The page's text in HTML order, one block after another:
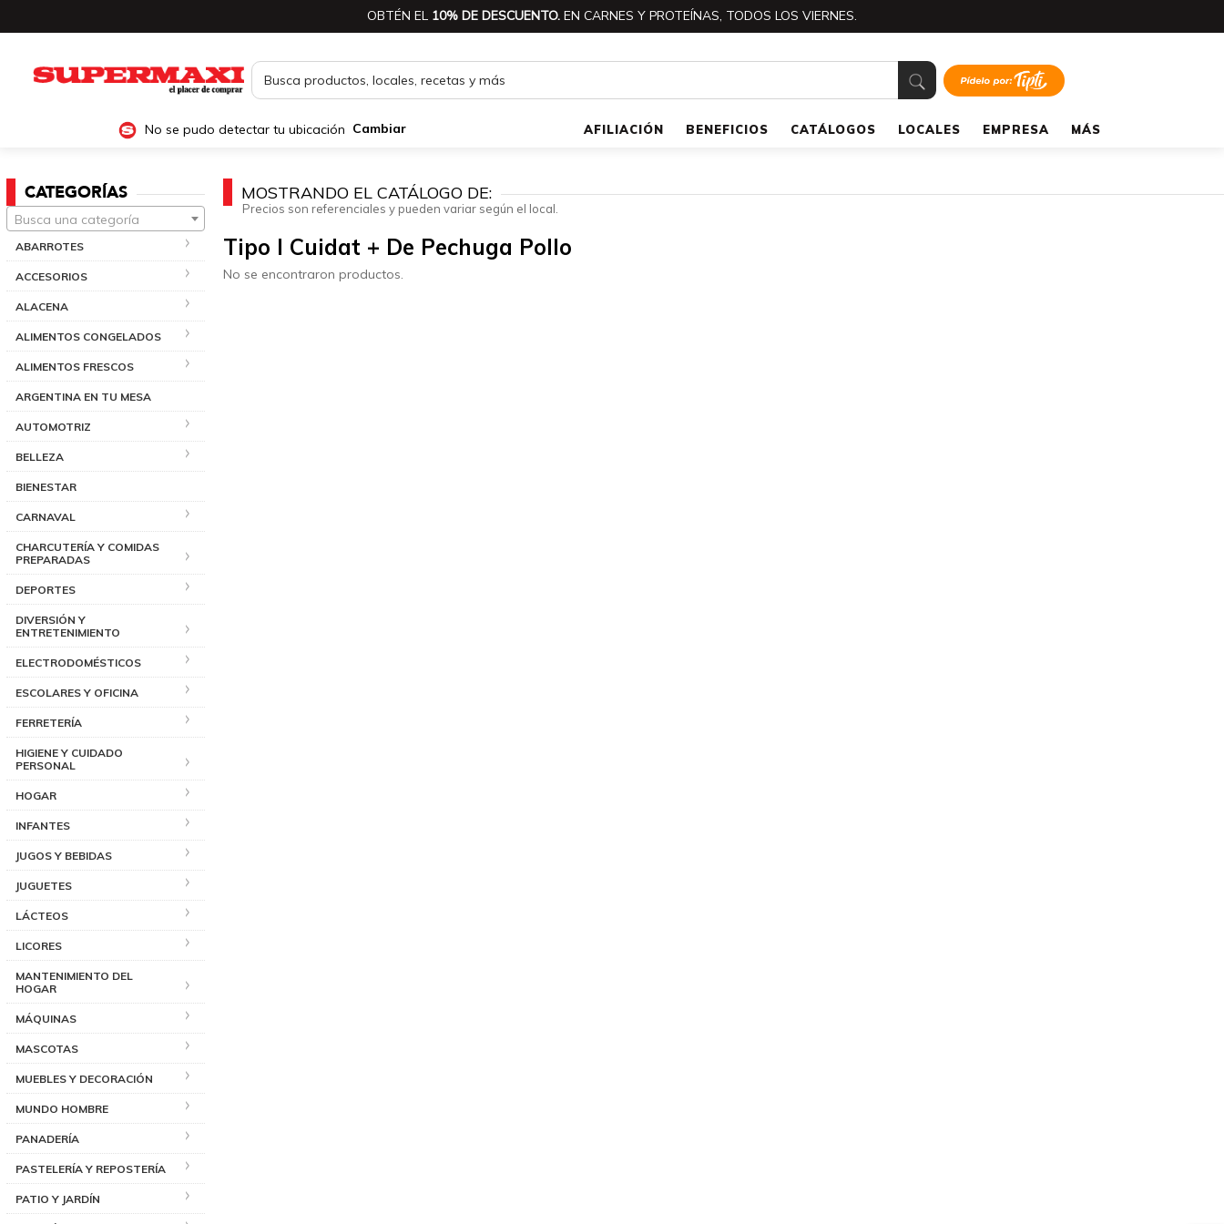
OBTÉN EL 10% DE DESCUENTO. EN CARNES Y PROTEÍNAS, TODOS LOS VIERNES.
No se pudo detectar tu ubicación Cambiar AFILIACIÓN BENEFICIOS CATÁLOGOS LOCALES EMPRESA MÁS
CATEGORÍAS
Busca una categoría
ABARROTES
ACCESORIOS
ALACENA
ALIMENTOS CONGELADOS
ALIMENTOS FRESCOS
ARGENTINA EN TU MESA
AUTOMOTRIZ
BELLEZA
BIENESTAR
CARNAVAL
CHARCUTERÍA Y COMIDAS
PREPARADAS
DEPORTES
DIVERSIÓN Y
ENTRETENIMIENTO
ELECTRODOMÉSTICOS
ESCOLARES Y OFICINA
FERRETERÍA
HIGIENE Y CUIDADO
PERSONAL
HOGAR
INFANTES
JUGOS Y BEBIDAS
JUGUETES
LÁCTEOS
LICORES
MANTENIMIENTO DEL
HOGAR
MÁQUINAS
MASCOTAS
MUEBLES Y DECORACIÓN
MUNDO HOMBRE
PANADERÍA
PASTELERÍA Y REPOSTERÍA
PATIO Y JARDÍN
MOSTRANDO EL CATÁLOGO DE:
Precios son referenciales y pueden variar según el local.
Tipo I Cuidat + De Pechuga Pollo
No se encontraron productos.